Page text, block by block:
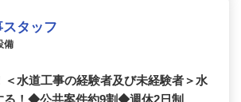
タッフ
備
＜水道工事の経験者及び未経験者＞水
る！◆公共案件約9割◆週休2日制